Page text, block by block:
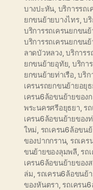
บางปะหัน บริการรถ
ยกขนย้ายบางไทร,บ
บริการรถเครนยกขน
บริการรถเครนยกขน
ลาดบัวหลวง,บริการร
ยกขนย้ายอุทัย บริกา
ยกขนย้ายท่าเรือ ,บริก
เครนรถยกขนย้ายอยุ
เครน6ล้อขนย้ายของ
พระนครศรีอยุธยา ร
เครน6ล้อขนย้ายของ
ใหม่ รถเครน6ล้อขน
ของปากกราน, รถเค
ขนย้ายของลุมพลี รถ
เครน6ล้อขนย้ายของ
ล่ม รถเครน6ล้อขนย้
ของหันตรา รถเครน